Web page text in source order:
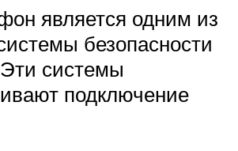
является одним из
безопасности
системы
подключение